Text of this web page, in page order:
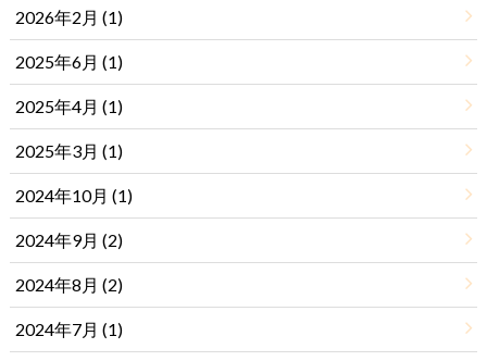
2026年2月 (1)
2025年6月 (1)
2025年4月 (1)
2025年3月 (1)
2024年10月 (1)
2024年9月 (2)
2024年8月 (2)
2024年7月 (1)